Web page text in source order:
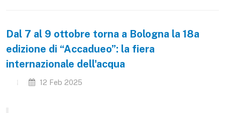
Dal 7 al 9 ottobre torna a Bologna la 18a
edizione di “Accadueo”: la fiera
internazionale dell'acqua
12 Feb 2025